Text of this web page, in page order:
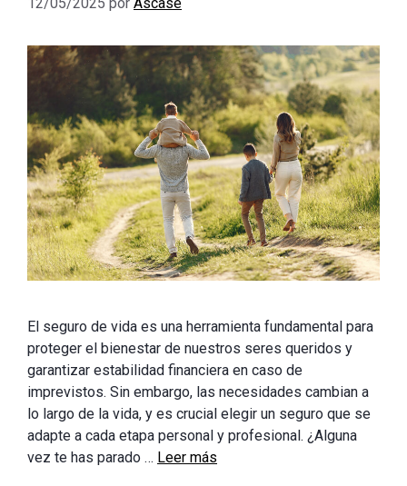
12/05/2025 por Ascase
El seguro de vida es una herramienta fundamental para
proteger el bienestar de nuestros seres queridos y
garantizar estabilidad financiera en caso de
imprevistos. Sin embargo, las necesidades cambian a
lo largo de la vida, y es crucial elegir un seguro que se
adapte a cada etapa personal y profesional. ¿Alguna
vez te has parado … Leer más